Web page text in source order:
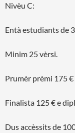
Nivèu C:
Entà estudiants de
Minim 25 vèrsi.
Prumèr prèmi 175
Finalista 125 € e
Dus accèssits de